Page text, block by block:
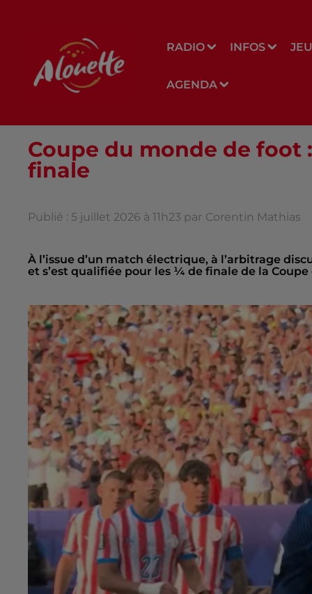
RADIO INFOS
AGENDA
Coupe du monde de foot
finale
Publié : 5 juillet 2026 à 11h23 par Corentin Mathias
À l’issue d’un match électrique, à l’arbitrage
et s’est qualifiée pour les ¼ de finale de la